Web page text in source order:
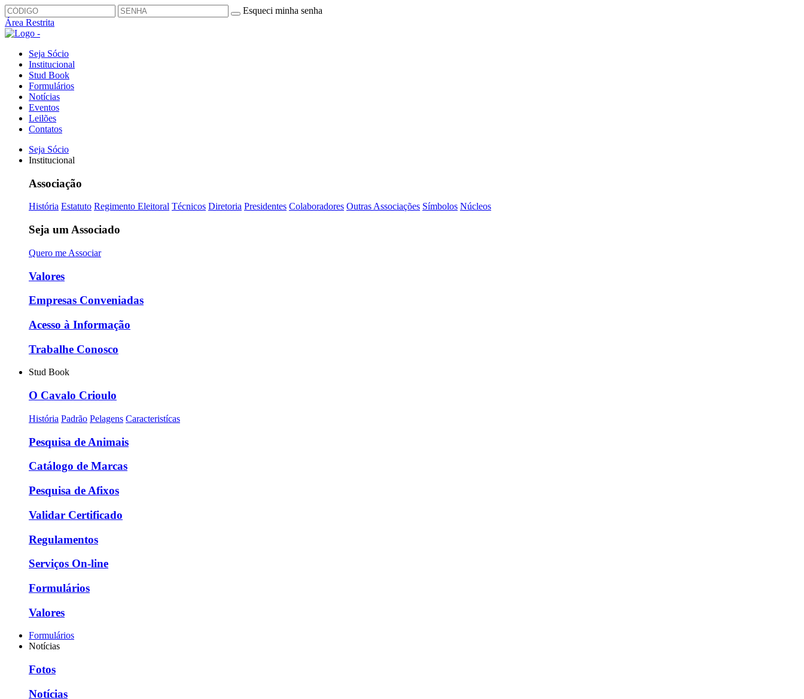
Esqueci minha senha
Área Restrita
Seja Sócio
Institucional
Stud Book
Formulários
Notícias
Eventos
Leilões
Contatos
Seja Sócio
Institucional
Associação
História Estatuto Regimento Eleitoral Técnicos Diretoria Presidentes Colaboradores Outras Associações Símbolos Núcleos
Seja um Associado
Quero me Associar
Valores
Empresas Conveniadas
Acesso à Informação
Trabalhe Conosco
Stud Book
O Cavalo Crioulo
História Padrão Pelagens Caracteristícas
Pesquisa de Animais
Catálogo de Marcas
Pesquisa de Afixos
Validar Certificado
Regulamentos
Serviços On-line
Formulários
Valores
Formulários
Notícias
Fotos
Notícias